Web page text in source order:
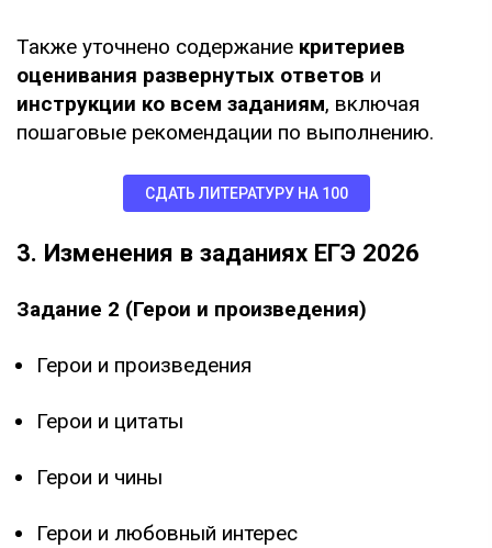
Также уточнено содержание критериев
оценивания развернутых ответов и
инструкции ко всем заданиям, включая
пошаговые рекомендации по выполнению.
СДАТЬ ЛИТЕРАТУРУ НА 100
3. Изменения в заданиях ЕГЭ 2026
Задание 2 (Герои и произведения)
Герои и произведения
Герои и цитаты
Герои и чины
Герои и любовный интерес